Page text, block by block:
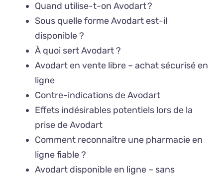
Quand utilise-t-on Avodart ?
Sous quelle forme Avodart est-il
disponible ?
À quoi sert Avodart ?
Avodart en vente libre – achat sécurisé en
ligne
Contre-indications de Avodart
Effets indésirables potentiels lors de la
prise de Avodart
Comment reconnaître une pharmacie en
ligne fiable ?
Avodart disponible en ligne – sans